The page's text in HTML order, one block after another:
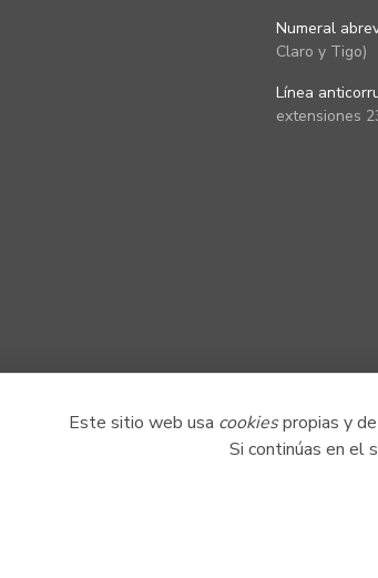
Este sitio web usa cookiespropias y de
Si continúas en el
Numeral
Claro y Tigo)
Línea
extensiones